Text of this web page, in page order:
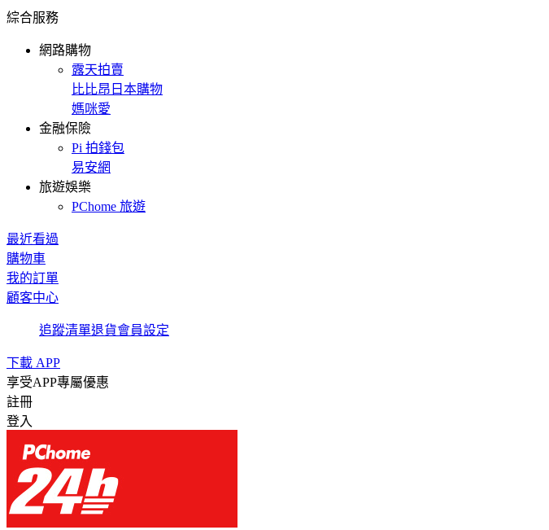
綜合服務
網路購物
露天拍賣
比比昂日本購物
媽咪愛
金融保險
Pi 拍錢包
易安網
旅遊娛樂
PChome 旅遊
最近看過
購物車
我的訂單
顧客中心
追蹤清單退貨會員設定
下載 APP
享受APP專屬優惠
註冊
登入